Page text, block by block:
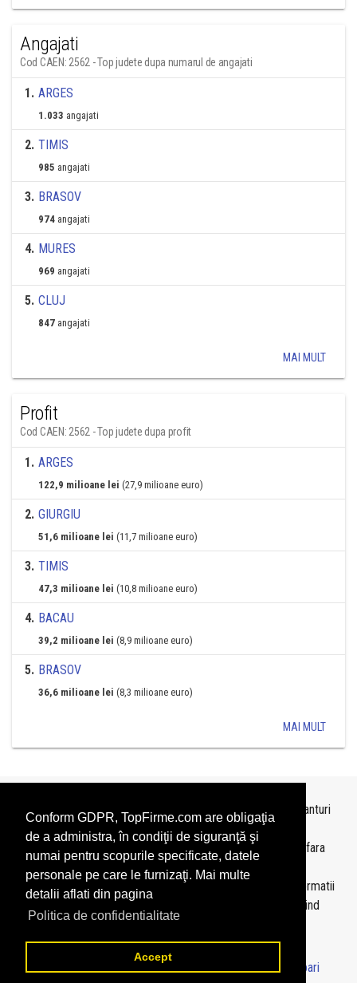
Conform GDPR, TopFirme.com are obligaţia
de a administra, în condiţii de siguranţă şi
numai pentru scopurile specificate, datele
personale pe care le furnizaţi. Mai multe
detalii aflati din pagina
Politica de confidentialitate
Accept
Angajati
Cod CAEN: 2562 - Top judete dupa numarul de angajati
1. ARGES
1.033 angajati
2. TIMIS
985 angajati
3. BRASOV
974 angajati
4. MURES
969 angajati
5. CLUJ
847 angajati
MAI MULT
Profit
Cod CAEN: 2562 - Top judete dupa profit
1. ARGES
122,9 milioane lei (27,9 milioane euro)
2. GIURGIU
51,6 milioane lei (11,7 milioane euro)
3. TIMIS
47,3 milioane lei (10,8 milioane euro)
4. BACAU
39,2 milioane lei (8,9 milioane euro)
5. BRASOV
36,6 milioane lei (8,3 milioane euro)
MAI MULT
Topurile sunt realizate deTopFirme
pe baza ultimelor bilanturi
depuse si au scop informativ.
Este interzisa folosirea topurilor fara acordul TopFirme si fara
precizarea sursei.
Daca doriti sa achizitionati
topuri personalizate
sau informatii
despre agentii economici va rugam sa ne contactati folosind
sectiunea Contact
© 2026 - TopFirme -Termeni si conditii-Contact-Intrebari